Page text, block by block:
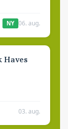
NY 06. aug.
03. aug.